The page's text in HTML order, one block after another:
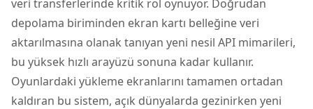
veri transferlerinde kritik rol oynuyor. Doğrudan
depolama biriminden ekran kartı belleğine veri
aktarılmasına olanak tanıyan yeni nesil API mimarileri,
bu yüksek hızlı arayüzü sonuna kadar kullanır.
Oyunlardaki yükleme ekranlarını tamamen ortadan
kaldıran bu sistem, açık dünyalarda gezinirken yeni